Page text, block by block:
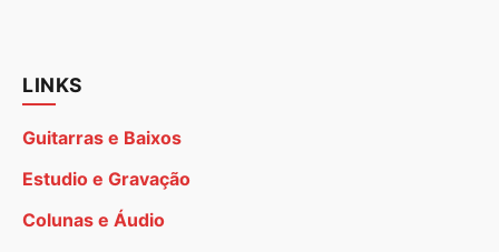
LINKS
Guitarras e Baixos
Estudio e Gravação
Colunas e Áudio